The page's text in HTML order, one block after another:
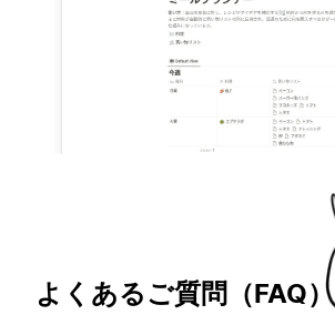
よくあるご質問（FAQ）